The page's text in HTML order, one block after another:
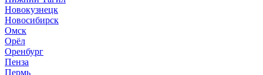
Новокузнецк
Новосибирск
Омск
Орёл
Оренбург
Пенза
Пермь